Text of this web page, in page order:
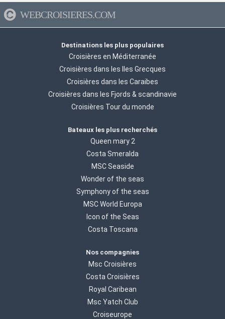
WEBCROISIERES.COM
Destinations les plus populaires
Croisières en Méditerranée
Croisières dans les Iles Grecques
Croisières dans les Caraibes
Croisières dans les Fjords & scandinavie
Croisières Tour du monde
Bateaux les plus recherchés
Queen mary 2
Costa Smeralda
MSC Seaside
Wonder of the seas
Symphony of the seas
MSC World Europa
Icon of the Seas
Costa Toscana
Nos compagnies
Msc Croisières
Costa Croisières
Royal Caribean
Msc Yatch Club
Croiseurope